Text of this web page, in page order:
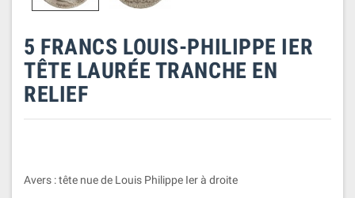
5 FRANCS LOUIS-PHILIPPE IER
TÊTE LAURÉE TRANCHE EN
RELIEF
Avers : tête nue de Louis Philippe Ier à droite